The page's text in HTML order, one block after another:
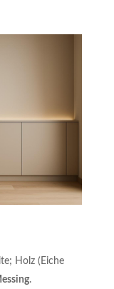
Holz (Eiche
.